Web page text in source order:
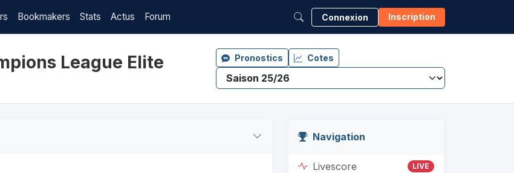
Bookmakers Stats Actus Forum Connexion Inscription
League Elite Pronostics Cotes
Navigation
Livescore LIVE